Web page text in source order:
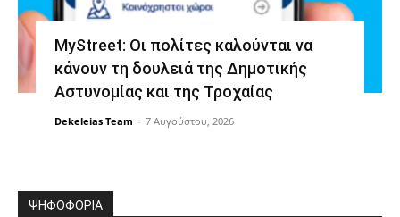
MyStreet: Οι πολίτες καλούνται να
κάνουν τη δουλειά της Δημοτικής
Αστυνομίας και της Τροχαίας
Dekeleias Team - 7 Αυγούστου, 2026
ΨΗΦΟΦΟΡΙΑ